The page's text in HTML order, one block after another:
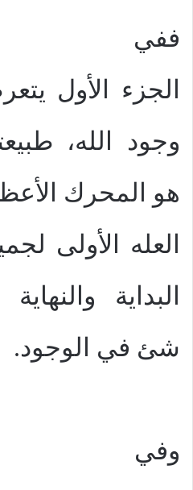
ففي
الجزء الأول
وجود الله،
هو المحرك
العله الأولى
البداية
شئ في الوجود.
وفي